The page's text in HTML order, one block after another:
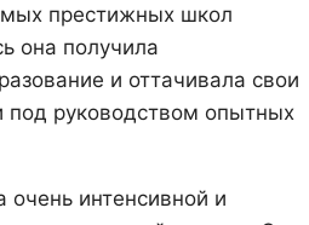
престижных школ
она получила
и оттачивала свои
руководством опытных
интенсивной и